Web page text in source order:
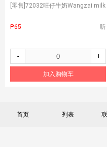
[零售] 72032旺仔牛奶Wangzai milk
₱65 听
- +
加入购物车
首页 列表